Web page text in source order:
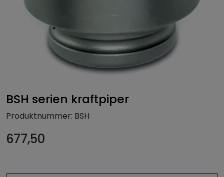
BSH serien kraftpiper
Produktnummer: BSH
677,50